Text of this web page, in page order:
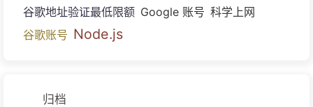
谷歌地址验证最低限额 Google 账号 科学上网
谷歌账号 Node.js
归档